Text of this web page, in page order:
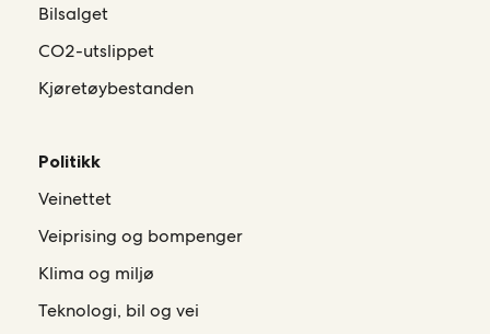
Bilsalget
CO2-utslippet
Kjøretøybestanden
Politikk
Veinettet
Veiprising og bompenger
Klima og miljø
Teknologi, bil og vei